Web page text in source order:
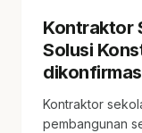
Kontraktor
Solusi
Kontraktor
pembangunan